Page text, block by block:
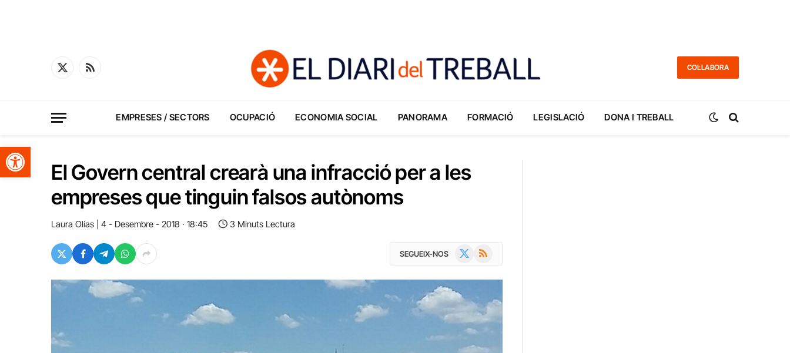
Obre la barra d'eines
X
RSS
COL·LABORA
EMPRESES / SECTORS OCUPACIÓ ECONOMIA SOCIAL PANORAMA FORMACIÓ LEGISLACIÓ DONA I TREBALL
El Govern central crearà una infracció per a les
empreses que tinguin falsos autònoms
Laura Olías 4 - Desembre - 2018 · 18:45 3 Minuts Lectura
SEGUEIX-NOS RSS